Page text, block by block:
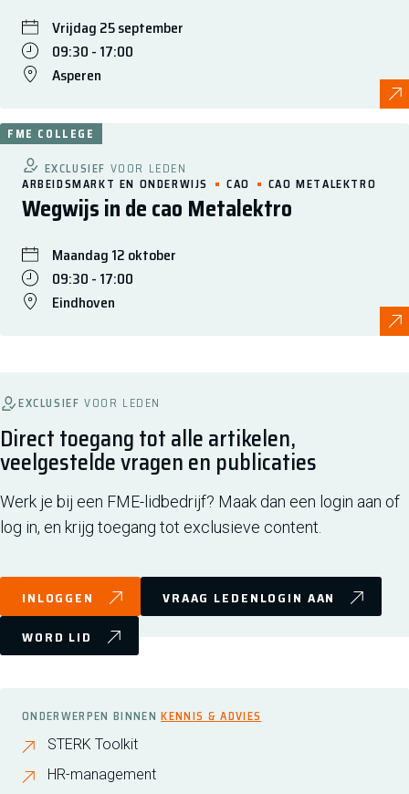
Vrijdag 25 september
09:30 - 17:00
Asperen
Wegwijs in de cao Metalektro
Maandag 12 oktober
09:30 - 17:00
Eindhoven
EXCLUSIEF VOOR LEDEN
ARBEIDSMARKT EN ONDERWIJS
CAO CAO METALEKTRO
FME COLLEGE
EXCLUSIEF VOOR LEDEN
Direct toegang tot alle artikelen,
veelgestelde vragen en publicaties
Werk je bij een FME-lidbedrijf? Maak dan een login aan of
log in, en krijg toegang tot exclusieve content.
INLOGGEN
VRAAG LEDENLOGIN AAN
WORD LID
ONDERWERPEN BINNENKENNIS & ADVIES
STERK Toolkit
HR-management